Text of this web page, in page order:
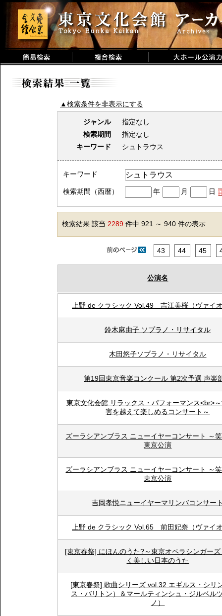
▲検索条件を非表示にする
ジャンル
指定なし
検索期間
指定なし
キーワード
シュトラウス
キーワード
検索期間（西暦） 年 月 日
検索結果 該当 2289 件中 921 ～ 940 件の表示
43 44 45
公演名
上野 de クラシック Vol.49 吉江美桜（ヴァイ
鈴木麻由子 ソプラノ・リサイタル
木田悠子ソプラノ・リサイタル
第19回東京音楽コンクール 第2次予選 声楽
東京文化会館 リラックス・パフォーマンス<br>
害を越えて楽しめるコンサート～
ズーラシアンブラス ニューイヤーコンサート ～
東京公演
ズーラシアンブラス ニューイヤーコンサート ～
東京公演
吉岡孝悦ニューイヤーマリンバコンサー
上野 de クラシック Vol.65 前田妃奈（ヴァイ
[東京春祭] にほんのうた?～東京オペラシンガー
く美しい日本のうた
[東京春祭] 歌曲シリーズ vol.32 エギルス・シリ
ス・バリトン）＆マールティンシュ・ジルベル
ノ）